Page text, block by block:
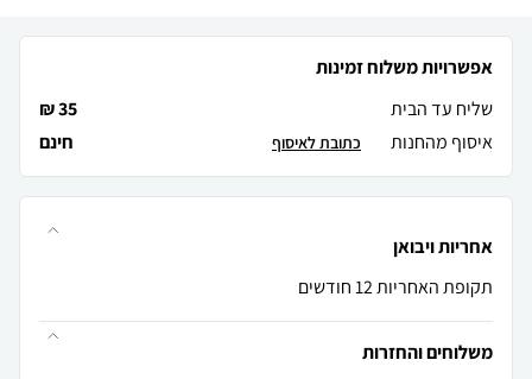
אפשרויות משלוח זמינות
שליח עד הבית
35 ₪
איסוף מהחנות
חינם כתובת לאיסוף
אחריות ויבואן
תקופת האחריות 12 חודשים
משלוחים והחזרות